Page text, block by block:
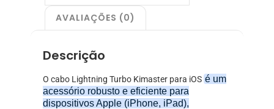
AVALIAÇÕES (0)
Descrição
O cabo Lightning Turbo Kimaster para iOS é um
acessório robusto e eficiente para
dispositivos Apple (iPhone, iPad),